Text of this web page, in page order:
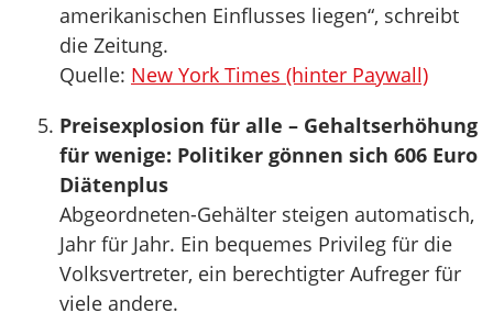
amerikanischen Einflusses liegen“, schreibt
die Zeitung.
Quelle: New York Times (hinter Paywall)
Preisexplosion für alle – Gehaltserhöhung
für wenige: Politiker gönnen sich 606 Euro
Diätenplus
Abgeordneten-Gehälter steigen automatisch,
Jahr für Jahr. Ein bequemes Privileg für die
Volksvertreter, ein berechtigter Aufreger für
viele andere.